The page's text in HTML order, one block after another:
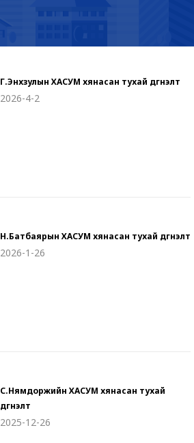
Г.Энхзулын ХАСУМ хянасан тухай дүгнэлт
2026-4-2
Н.Батбаярын ХАСУМ хянасан тухай дүгнэлт
2026-1-26
С.Нямдоржийн ХАСУМ хянасан тухай
дүгнэлт
2025-12-26